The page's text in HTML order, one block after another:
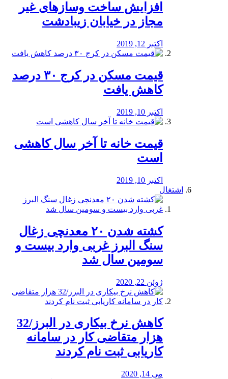
افزایش ساخت وسازهای غیر
مجاز در خیابان زیبادشت
اکتبر 12, 2019
️قیمت مسکن در کرج ۳۰ درصد
کاهش یافت
اکتبر 10, 2019
قیمت خانه تا آخر سال کاهشی
است
اکتبر 10, 2019
اشتغال
کشته شدن ۲۰ معدنچی زغال
سنگ البرز غربی وارد بیست و
سومین سال شد
ژوئن 22, 2020
کاهش نرخ بیکاری در البرز/32
هزار متقاضی کار در سامانه
کاریابی ثبت نام کردند
می 14, 2020